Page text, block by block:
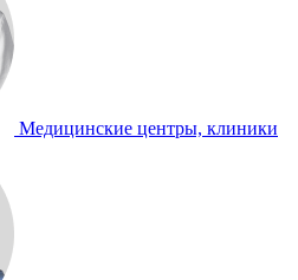
Медицинские центры, клиники